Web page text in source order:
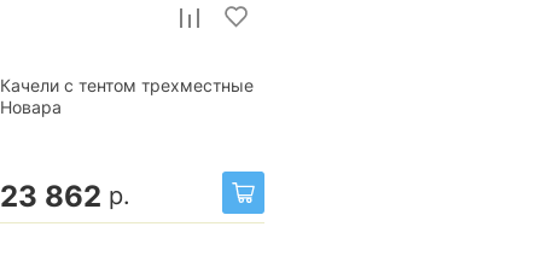
Качели с тентом трехместные
Новара
23 862 р.